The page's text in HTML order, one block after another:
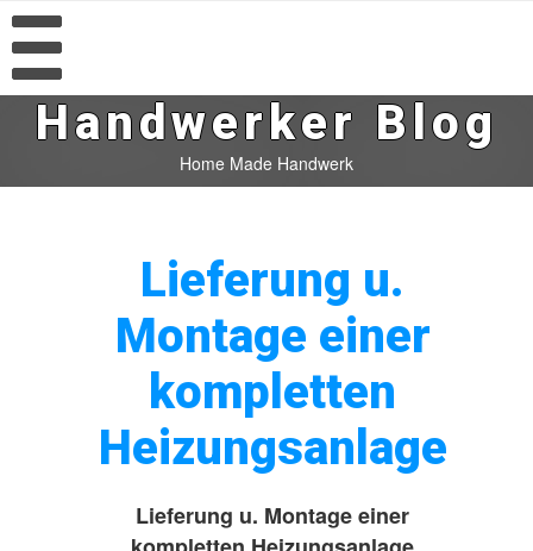
Handwerker Blog
Home Made Handwerk
Lieferung u.
Montage einer
kompletten
Heizungsanlage
Lieferung u. Montage einer